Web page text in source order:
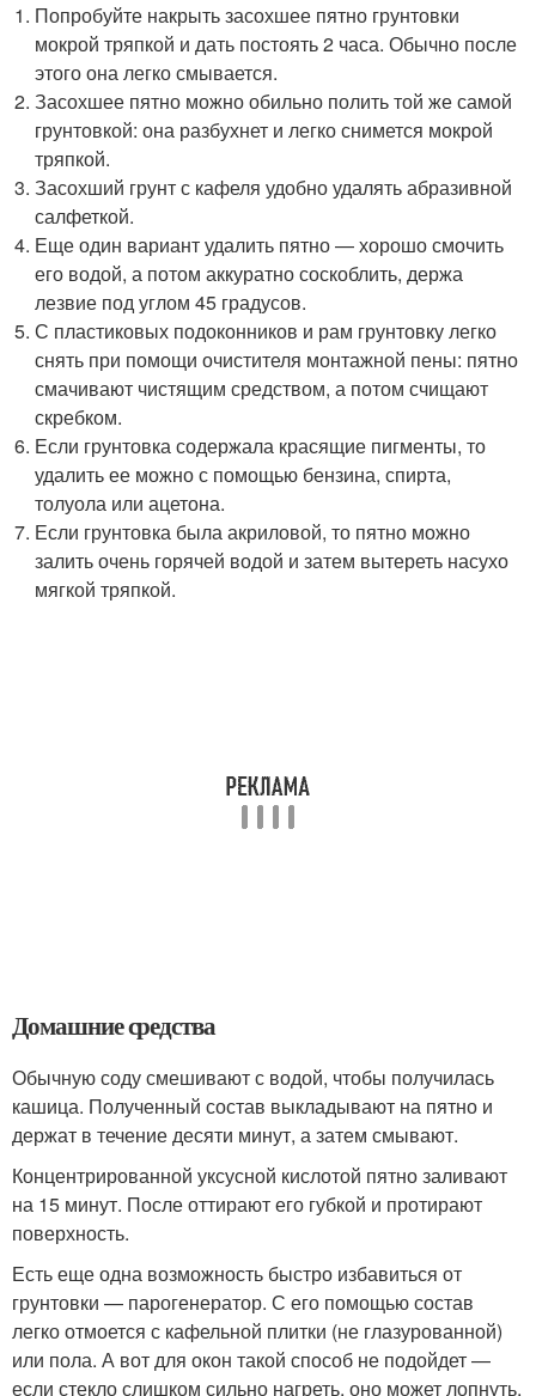
Попробуйте накрыть засохшее пятно грунтовки
мокрой тряпкой и дать постоять 2 часа. Обычно после
этого она легко смывается.
Засохшее пятно можно обильно полить той же самой
грунтовкой: она разбухнет и легко снимется мокрой
тряпкой.
Засохший грунт с кафеля удобно удалять абразивной
салфеткой.
Еще один вариант удалить пятно — хорошо смочить
его водой, а потом аккуратно соскоблить, держа
лезвие под углом 45 градусов.
С пластиковых подоконников и рам грунтовку легко
снять при помощи очистителя монтажной пены: пятно
смачивают чистящим средством, а потом счищают
скребком.
Если грунтовка содержала красящие пигменты, то
удалить ее можно с помощью бензина, спирта,
толуола или ацетона.
Если грунтовка была акриловой, то пятно можно
залить очень горячей водой и затем вытереть насухо
мягкой тряпкой.
Домашние средства
Обычную соду смешивают с водой, чтобы получилась
кашица. Полученный состав выкладывают на пятно и
держат в течение десяти минут, а затем смывают.
Концентрированной уксусной кислотой пятно заливают
на 15 минут. После оттирают его губкой и протирают
поверхность.
Есть еще одна возможность быстро избавиться от
грунтовки — парогенератор. С его помощью состав
легко отмоется с кафельной плитки (не глазурованной)
или пола. А вот для окон такой способ не подойдет —
если стекло слишком сильно нагреть, оно может лопнуть.